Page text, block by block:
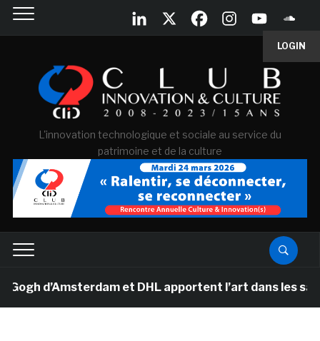
LOGIN
L'innovation technologique et sociale au service du
patrimoine et de la culture
d’Amsterdam et DHL apportent l’art dans les salles